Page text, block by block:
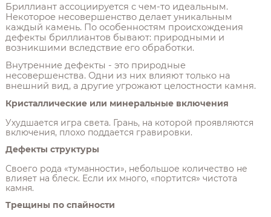
Бриллиант ассоциируется с чем-то идеальным.
Некоторое несовершенство делает уникальным
каждый камень. По особенностям происхождения
дефекты бриллиантов бывают: природными и
возникшими вследствие его обработки.
Внутренние дефекты - это природные
несовершенства. Одни из них влияют только на
внешний вид, а другие угрожают целостности камня.
Кристаллические или минеральные включения
Ухудшается игра света. Грань, на которой проявляются
включения, плохо поддается гравировки.
Дефекты структуры
Своего рода «туманности», небольшое количество не
влияет на блеск. Если их много, «портится» чистота
камня.
Трещины по спайности